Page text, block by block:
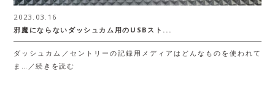
2023.03.16
邪魔にならないダッシュカム用のUSBスト...
ダッシュカム／セントリーの記録用メディアはどんなものを使われて
ま…／続きを読む